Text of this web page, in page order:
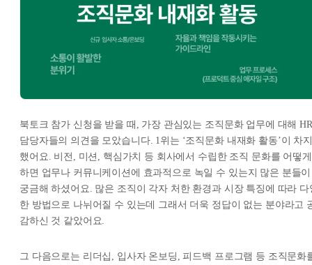
북토크 참가 신청을 받을 때, 가장 관심있는 조직문화 업무에 대해 HR
담당자들의 의견을 모았습니다. 1위는 ‘조직문화 내재화 활동’이 차지
했어요. 비전, 미션, 핵심가치 등 회사에서 수립한 조직 문화를 어떻게
하면 업무나 커뮤니케이션에 효과적으로 녹일 수 있는지 많은 분들이
궁금해 하셨어요. 많은 조직이 각자 처한 환경과 시장 특징에 따라 다
한 방법으로 나뉘어질 수 있는데 그래서 더욱 정답이 없는 분야라고
감하신 것 같았어요.
그 다음으로는 리더십, 입사자 온보딩, 피드백 프로그램 등 조직문화